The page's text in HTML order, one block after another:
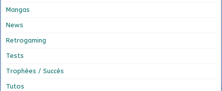
Mangas
News
Retrogaming
Tests
Trophées / Succès
Tutos